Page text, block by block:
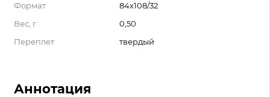
Формат
84х108/32
Вес, г
0,50
Переплет
твердый
Аннотация